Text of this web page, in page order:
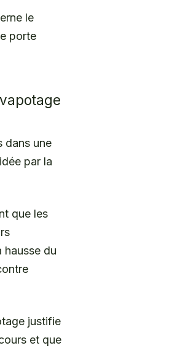
le
porte
dans une
par la
que les
hausse du
justifie
et que